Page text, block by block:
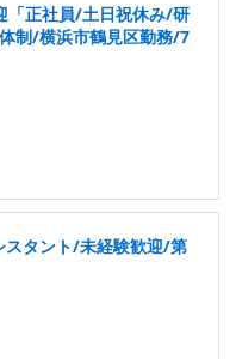
「正社員/土日祝休み/研
制/横浜市鶴見区勤務/7
スタント/未経験歓迎/第